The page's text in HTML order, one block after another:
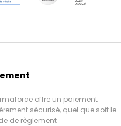
offre un paiement
sécurisé, quel que soit le
de règlement